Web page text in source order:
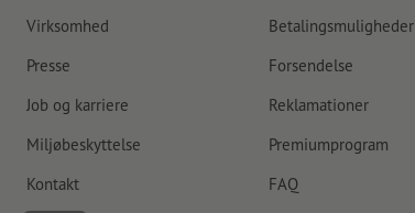
Virksomhed
Presse
Job og karriere
Miljøbeskyttelse
Kontakt
Betalingsmuligheder
Forsendelse
Reklamationer
Premiumprogram
FAQ